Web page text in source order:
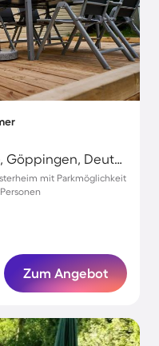
Geislingen an der Steige, Göppingen, Deutschland
mit Parkmöglichkeit
Zum Angebot